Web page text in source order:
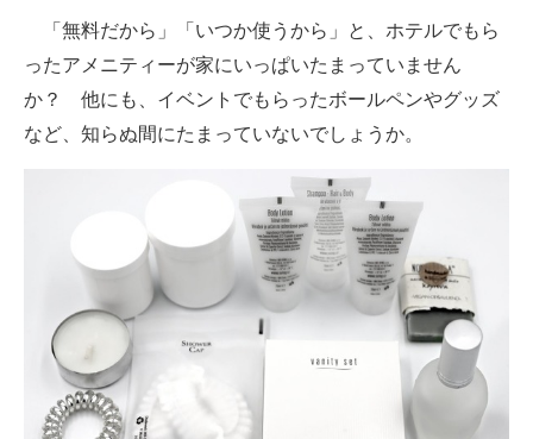
「無料だから」「いつか使うから」と、ホテルでもら
ったアメニティーが家にいっぱいたまっていません
か？ 他にも、イベントでもらったボールペンやグッズ
など、知らぬ間にたまっていないでしょうか。